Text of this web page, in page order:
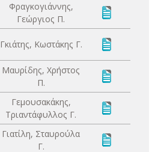
Φραγκογιάννης,
Γεώργιος Π.
Γκιάτης, Κωστάκης Γ.
Μαυρίδης, Χρήστος
Π.
Γεμουσακάκης,
Τριαντάφυλλος Γ.
Γιατίλη, Σταυρούλα
Γ.